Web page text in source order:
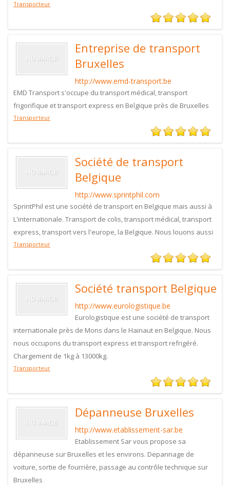
Transporteur
Entreprise de transport
Bruxelles
http://www.emd-transport.be
EMD Transport s'occupe du transport médical, transport
frigorifique et transport express en Belgique près de Bruxelles
Transporteur
Société de transport
Belgique
http://www.sprintphil.com
SprintPhil est une société de transport en Belgique mais aussi à
L'internationale. Transport de colis, transport médical, transport
express, transport vers l'europe, la Belgique. Nous louons aussi
Transporteur
Société transport Belgique
http://www.eurologistique.be
Eurologistique est une société de transport
internationale près de Mons dans le Hainaut en Belgique. Nous
nous occupons du transport express et transport refrigéré.
Chargement de 1kg à 13000kg.
Transporteur
Dépanneuse Bruxelles
http://www.etablissement-sar.be
Etablissement Sar vous propose sa
dépanneuse sur Bruxelles et les environs. Depannage de
voiture, sortie de fourrière, passage au contrôle technique sur
Bruxelles